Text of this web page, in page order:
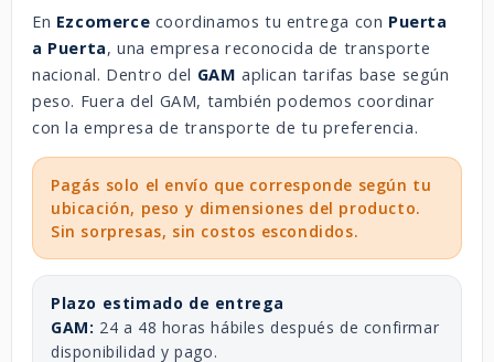
En Ezcomerce coordinamos tu entrega con Puerta
a Puerta, una empresa reconocida de transporte
nacional. Dentro del GAM aplican tarifas base según
peso. Fuera del GAM, también podemos coordinar
con la empresa de transporte de tu preferencia.
Pagás solo el envío que corresponde según tu
ubicación, peso y dimensiones del producto.
Sin sorpresas, sin costos escondidos.
Plazo estimado de entrega
GAM: 24 a 48 horas hábiles después de confirmar
disponibilidad y pago.